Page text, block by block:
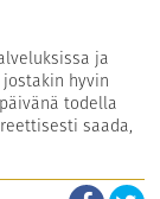
ja
hyvin
todella
saada,